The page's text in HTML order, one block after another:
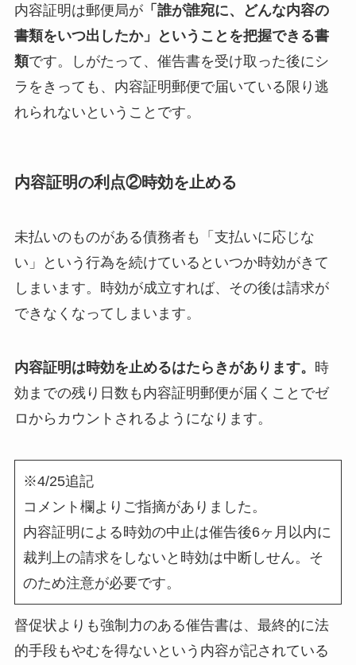
内容証明は郵便局が「誰が誰宛に、どんな内容の
書類をいつ出したか」ということを把握できる書
類です。しがたって、催告書を受け取った後にシ
ラをきっても、内容証明郵便で届いている限り逃
れられないということです。
内容証明の利点②時効を止める
未払いのものがある債務者も「支払いに応じな
い」という行為を続けているといつか時効がきて
しまいます。時効が成立すれば、その後は請求が
できなくなってしまいます。
内容証明は時効を止めるはたらきがあります。 時
効までの残り日数も内容証明郵便が届くことでゼ
ロからカウントされるようになります。
※4/25追記
コメント欄よりご指摘がありました。
内容証明による時効の中止は催告後6ヶ月以内に
裁判上の請求をしないと時効は中断しせん。そ
のため注意が必要です。
督促状よりも強制力のある催告書は、最終的に法
的手段もやむを得ないという内容が記されている